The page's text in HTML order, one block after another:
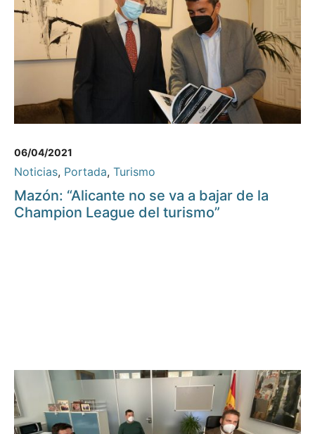
06/04/2021
Noticias, Portada, Turismo
Mazón: “Alicante no se va a bajar de la
Champion League del turismo”